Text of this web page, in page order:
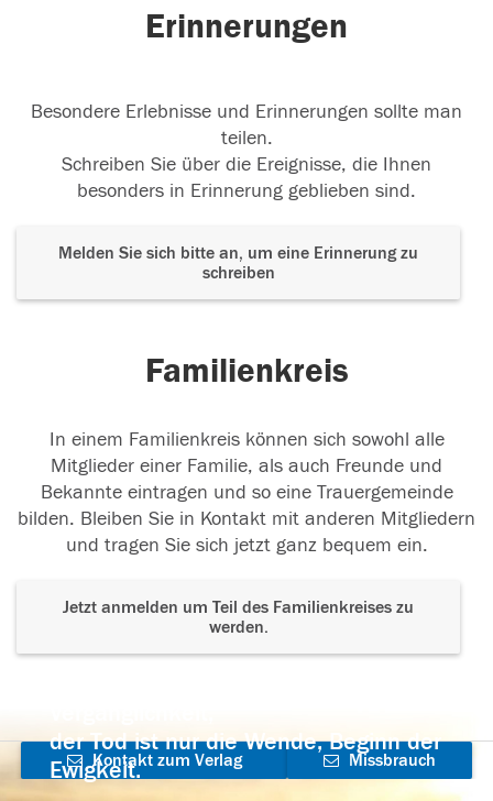
Erinnerungen
Besondere Erlebnisse und Erinnerungen sollte man
teilen.
Schreiben Sie über die Ereignisse, die Ihnen
besonders in Erinnerung geblieben sind.
Melden Sie sich bitte an, um eine Erinnerung zu
schreiben
Familienkreis
In einem Familienkreis können sich sowohl alle
Mitglieder einer Familie, als auch Freunde und
Bekannte eintragen und so eine Trauergemeinde
bilden. Bleiben Sie in Kontakt mit anderen Mitgliedern
und tragen Sie sich jetzt ganz bequem ein.
Jetzt anmelden um Teil des Familienkreises zu
werden.
der Tod ist nur die Wende, Beginn der
Ewigkeit.
Kontakt zum Verlag
Missbrauch